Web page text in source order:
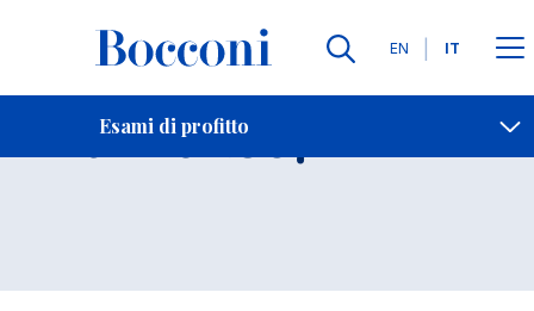
Lingue
EN IT
Esami di profitto
Contatti
Esame 20671 Open